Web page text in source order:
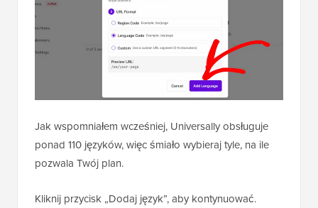
Jak wspomniałem wcześniej, Universally obsługuje
ponad 110 języków, więc śmiało wybieraj tyle, na ile
pozwala Twój plan.
Kliknij przycisk „Dodaj język”, aby kontynuować.